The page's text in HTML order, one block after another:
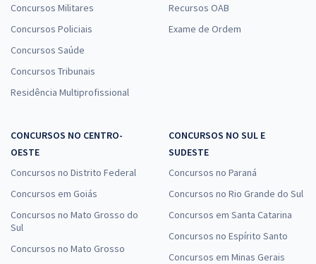
Concursos Militares
Concursos Policiais
Concursos Saúde
Concursos Tribunais
Residência Multiprofissional
Recursos OAB
Exame de Ordem
CONCURSOS NO CENTRO-
OESTE
Concursos no Distrito Federal
Concursos em Goiás
Concursos no Mato Grosso do
Sul
Concursos no Mato Grosso
CONCURSOS NO SUL E
SUDESTE
Concursos no Paraná
Concursos no Rio Grande do Sul
Concursos em Santa Catarina
Concursos no Espírito Santo
Concursos em Minas Gerais